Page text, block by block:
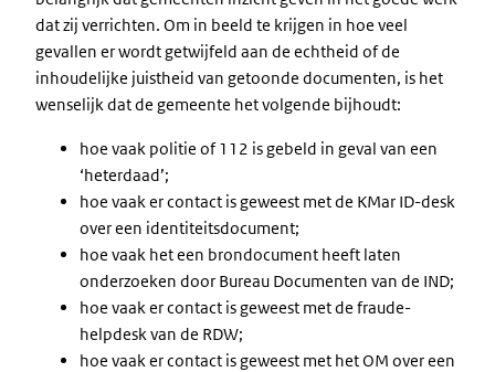
dat zij verrichten. Om in beeld te krijgen in hoe veel
gevallen er wordt getwijfeld aan de echtheid of de
inhoudelijke juistheid van getoonde documenten, is het
wenselijk dat de gemeente het volgende bijhoudt:
hoe vaak politie of 112 is gebeld in geval van een
‘heterdaad’;
hoe vaak er contact is geweest met de KMar ID-desk
over een identiteitsdocument;
hoe vaak het een brondocument heeft laten
onderzoeken door Bureau Documenten van de IND;
hoe vaak er contact is geweest met de fraude-
helpdesk van de RDW;
hoe vaak er contact is geweest met het OM over een